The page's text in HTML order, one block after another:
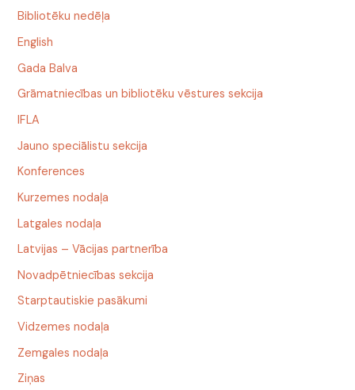
Bibliotēku nedēļa
English
Gada Balva
Grāmatniecības un bibliotēku vēstures sekcija
IFLA
Jauno speciālistu sekcija
Konferences
Kurzemes nodaļa
Latgales nodaļa
Latvijas – Vācijas partnerība
Novadpētniecības sekcija
Starptautiskie pasākumi
Vidzemes nodaļa
Zemgales nodaļa
Ziņas